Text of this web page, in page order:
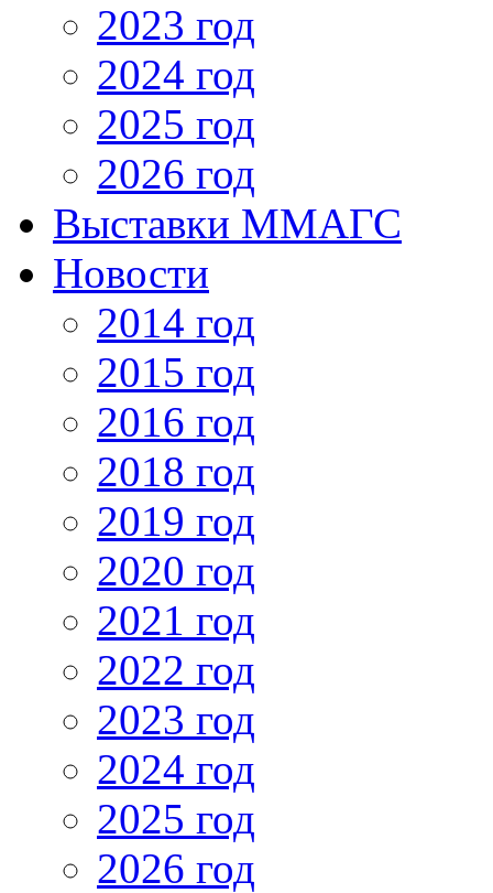
2023 год
2024 год
2025 год
2026 год
Выставки ММАГС
Новости
2014 год
2015 год
2016 год
2018 год
2019 год
2020 год
2021 год
2022 год
2023 год
2024 год
2025 год
2026 год